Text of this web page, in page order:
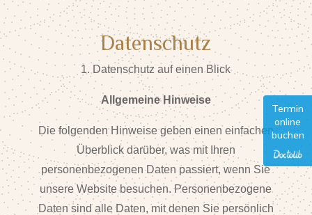
Datenschutz
1. Datenschutz auf einen Blick
Allgemeine Hinweise
Die folgenden Hinweise geben einen einfachen
Überblick darüber, was mit Ihren
personenbezogenen Daten passiert, wenn Sie
unsere Website besuchen. Personenbezogene
Daten sind alle Daten, mit denen Sie persönlich
Termin
online
buchen